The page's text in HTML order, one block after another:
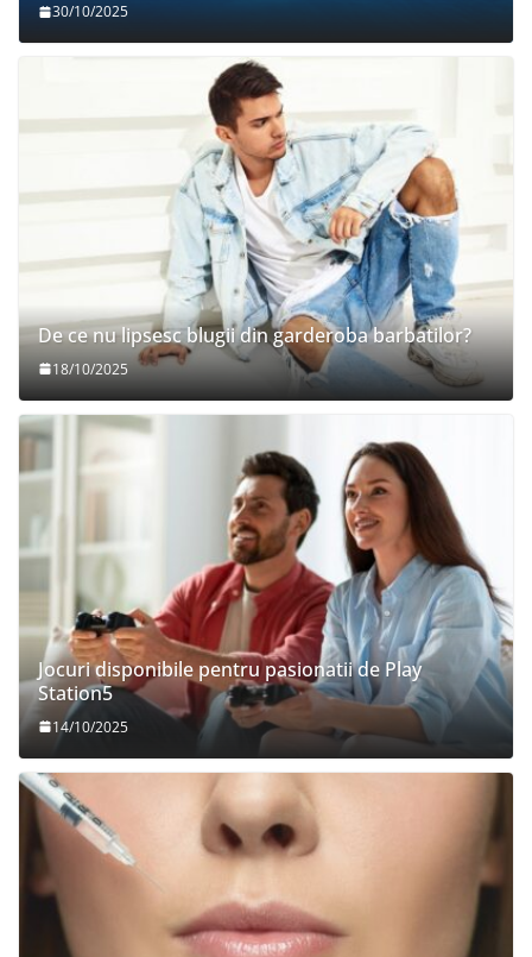
30/10/2025
De ce nu lipsesc blugii din garderoba barbatilor?
18/10/2025
Jocuri disponibile pentru pasionatii de Play
Station5
14/10/2025